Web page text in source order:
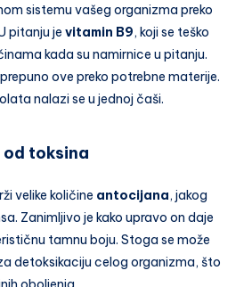
sistemu vašeg organizma preko
pitanju je vitamin B9, koji se teško
kada su namirnice u pitanju.
ove preko potrebne materije.
nalazi se u jednoj čaši.
toksina
velike količine antocijana, jakog
Zanimljivo je kako upravo on daje
tamnu boju. Stoga se može
detoksikaciju celog organizma, što